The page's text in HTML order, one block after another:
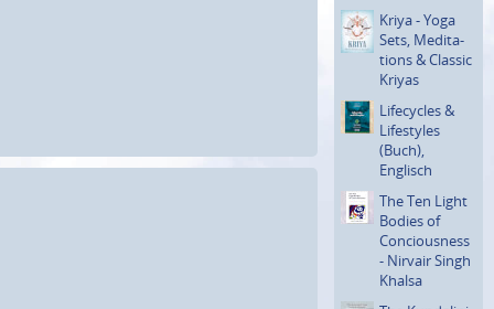
Kriya - Yoga
Sets, Medita­
tions & Classic
Kriyas
Lifecycles &
Lifestyles
(Buch),
Englisch
The Ten Light
Bodies of
Concious­ness
- Nirvair Singh
Khalsa